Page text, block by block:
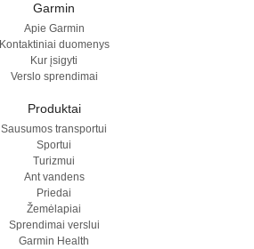
Garmin
Apie Garmin
Kontaktiniai duomenys
Kur įsigyti
Verslo sprendimai
Produktai
Sausumos transportui
Sportui
Turizmui
Ant vandens
Priedai
Žemėlapiai
Sprendimai verslui
Garmin Health